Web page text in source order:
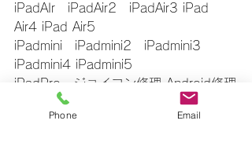
iPadAIr　iPadAir2　iPadAir3 iPad
Air4 iPad Air5
iPadmini　iPadmini2　iPadmini3
iPadmini4 iPadmini5
iPadPro　ジョイコン修理 Android修理
福島　郡山　本宮　二本松　須賀川
即日修理　その日の内に修理できます
Phone Email